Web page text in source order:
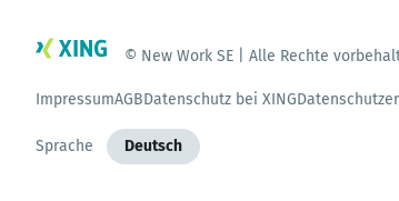
© New Work SE | Alle Rechte
ImpressumAGBDatenschutz bei XING
Sprache Deutsch